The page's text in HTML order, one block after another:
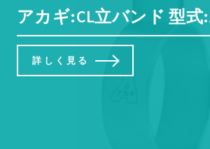
アカギ:CL立バンド 型式
詳しく見る